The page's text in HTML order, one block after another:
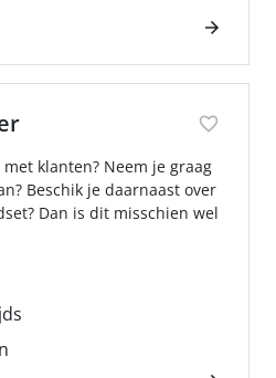
klanten? Neem je graag
Beschik je daarnaast over
Dan is dit misschien wel